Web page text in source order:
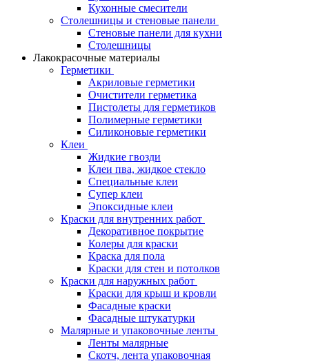
Кухонные смесители
Столешницы и стеновые панели
Стеновые панели для кухни
Столешницы
Лакокрасочные материалы
Герметики
Акриловые герметики
Очистители герметика
Пистолеты для герметиков
Полимерные герметики
Силиконовые герметики
Клеи
Жидкие гвозди
Клеи пва, жидкое стекло
Специальные клеи
Супер клеи
Эпоксидные клеи
Краски для внутренних работ
Декоративное покрытие
Колеры для краски
Краска для пола
Краски для стен и потолков
Краски для наружных работ
Краски для крыш и кровли
Фасадные краски
Фасадные штукатурки
Малярные и упаковочные ленты
Ленты малярные
Скотч, лента упаковочная